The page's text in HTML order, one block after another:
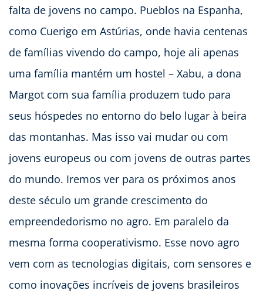
falta de jovens no campo. Pueblos na Espanha,
como Cuerigo em Astúrias, onde havia centenas
de famílias vivendo do campo, hoje ali apenas
uma família mantém um hostel – Xabu, a dona
Margot com sua família produzem tudo para
seus hóspedes no entorno do belo lugar à beira
das montanhas. Mas isso vai mudar ou com
jovens europeus ou com jovens de outras partes
do mundo. Iremos ver para os próximos anos
deste século um grande crescimento do
empreendedorismo no agro. Em paralelo da
mesma forma cooperativismo. Esse novo agro
vem com as tecnologias digitais, com sensores e
como inovações incríveis de jovens brasileiros